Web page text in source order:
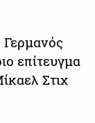
Γερμανός
επίτευγμα
Στιχ